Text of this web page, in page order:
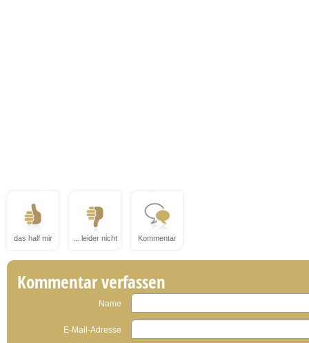
das half mir ... leider nicht Kommentar
Kommentar verfassen
Name
E-Mail-Adresse